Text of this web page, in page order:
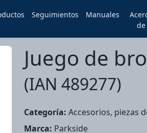
Seguimientos Manuales
de
Juego de
(IAN 489277)
Categoría: Accesorios, piezas
Marca: Parkside